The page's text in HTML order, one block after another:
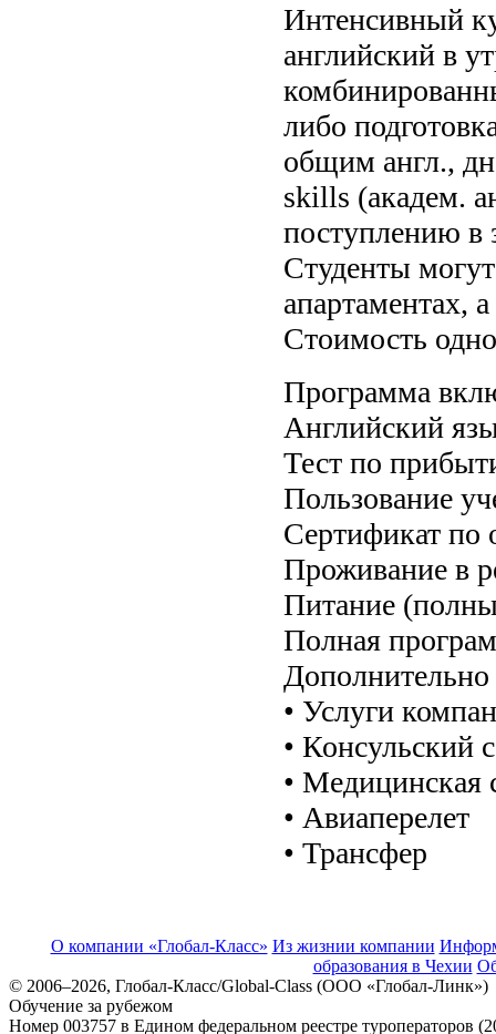
Интенсивный
английский в
либо
общим англ.,
skills (академ.
поступлению в
Студенты
апартаментах,
Стоимость
Программа
Английский
Тест по
Пользование
Сертификат по
Проживание в
Питание
Полная
Дополнительно
• Услуги
• Консульский
• Медицинская
• Авиаперелет
• Трансфер
О компании «Глобал-Класс» Из жизнии компании
образования в Чехии
© 2006–2026, Глобал-Класс/Global-Class (ООО «Глобал-Линк»)
Обучение за рубежом
Номер 003757 в Едином федеральном реестре туроператоров